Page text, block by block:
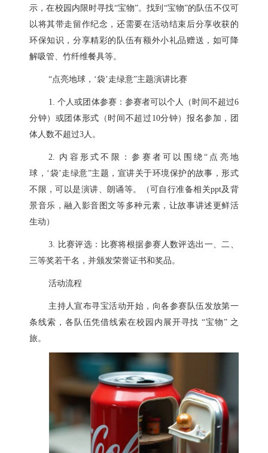
示，在校园内限时寻找“宝物”。找到“宝物”的队伍不仅可
以将其带走留作纪念，还需要在活动结束后分享收获的
环保知识，分享精彩的队伍有额外小礼品赠送，如可降
解吸管、竹纤维餐具等。
“点亮地球，‘袋’走绿意”主题演讲比赛
1. 个人或团体参赛：参赛者可以个人（时间不超过6
分钟）或团体形式（时间不超过10分钟）报名参加，团
体人数不超过3人。
2. 内容形式不限：参赛者可以围绕“点亮地
球，‘袋’走绿意”主题，宣讲关于环境保护的故事，形式
不限，可以是演讲、朗诵等。（可自行准备相关ppt及背
景音乐，融入影音图文等多种元素，让故事讲述更鲜活
生动）
3. 比赛评选：比赛将根据参赛人数评选出一、二、
三等奖若干名，并颁发荣誉证书和奖品。
活动流程
主持人宣布寻宝活动开始，向各参赛队伍发放第一
条线索，各队伍凭借线索在校园内展开寻找 “宝物” 之
旅。